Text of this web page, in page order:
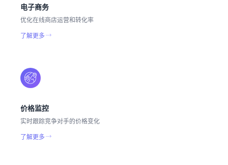
电子商务
优化在线商店运营和转化率
了解更多
价格监控
实时跟踪竞争对手的价格变化
了解更多